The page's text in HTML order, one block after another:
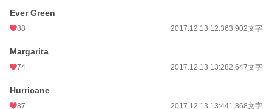
Ever Green
88 2017.12.13 12:363,902文字
Margarita
74 2017.12.13 13:282,647文字
Hurricane
87 2017.12.13 13:441,868文字